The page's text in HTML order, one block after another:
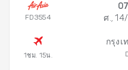
FD3554
1ชม. 15น.
ศ.,
กรุงเ